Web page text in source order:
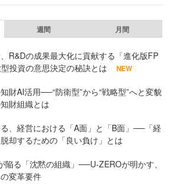
週間 月間
R&Dの成果最大化に貢献する「進化版FP
投資の意思決定の秘訣とは
NEW
財AI活用──“防衛型”から“戦略型”へと変貌
財組織とは
、経営における「A面」と「B面」──「経
却するための「良い負け」とは
陥る「沈黙の組織」──U-ZEROが明かす、
変革要件